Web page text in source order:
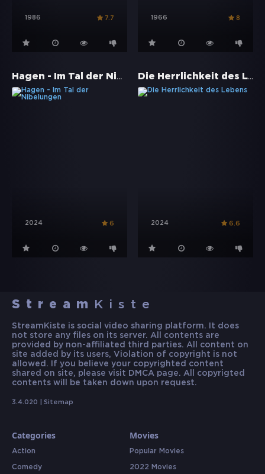
1986 7.7 1966 8
Hagen - Im Tal der Nibelungen
2024 6
Die Herrlichkeit des Lebens
2024 6.6
Stream Kiste
StreamKiste is social video sharing platform. It does
not store any files on its server. All contents are
provided by non-affiliated third parties. All content on
site added by its users, Violation of copyright is not
allowed. If you believe your copyrighted content
shared on site, please visit DMCA page. All copyrigted
contents will be taken down upon request.
3.4.020 | Sitemap
Categories
Action
Comedy
Movies
Popular Movies
2022 Movies